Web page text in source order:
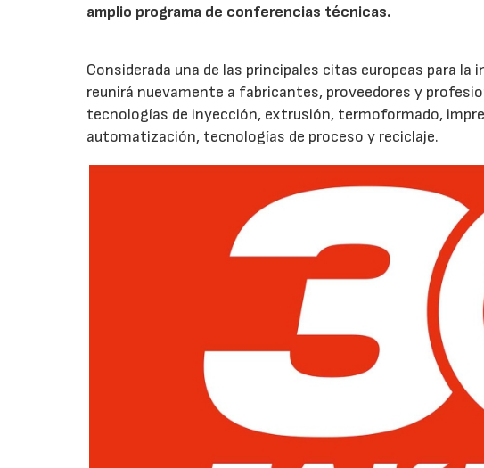
amplio programa de conferencias técnicas.
Considerada una de las principales citas europeas para
reunirá nuevamente a fabricantes, proveedores y
tecnologías de inyección, extrusión, termoformado,
automatización, tecnologías de proceso y reciclaje.